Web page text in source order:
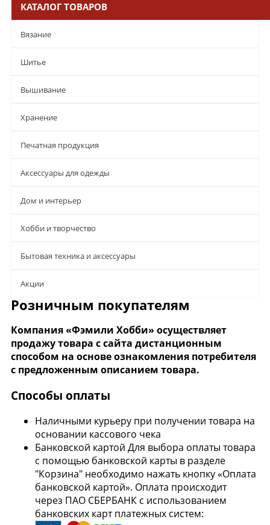
КАТАЛОГ ТОВАРОВ
Вязание
Шитье
Вышивание
Хранение
Печатная продукция
Аксессуары для одежды
Дом и интерьер
Хобби и творчество
Бытовая техника и аксессуары
Aкции
Розничным покупателям
Компания «Фэмили Хобби» осуществляет
продажу товара с сайта дистанционным
способом на основе ознакомления потребителя
с предложенным описанием товара.
Способы оплаты
Наличными курьеру при получении товара на
основании кассового чека
Банковской картой Для выбора оплаты товара
с помощью банковской карты в разделе
"Корзина" необходимо нажать кнопку «Оплата
банковской картой». Оплата происходит
через ПАО СБЕРБАНК с использованием
банковских карт платежных систем: